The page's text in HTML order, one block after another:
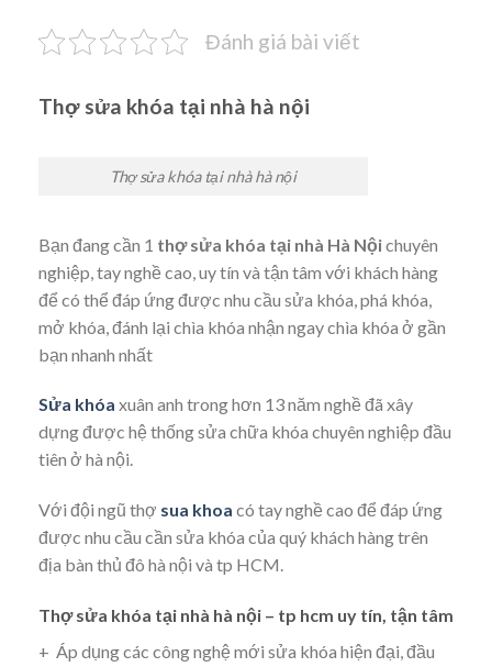
Đánh giá bài viết
Thợ sửa khóa tại nhà hà nội
Thợ sửa khóa tại nhà hà nội
Bạn đang cần 1 thợ sửa khóa tại nhà Hà Nộichuyên
nghiệp, tay nghề cao, uy tín và tận tâm với khách hàng
để có thể đáp ứng được nhu cầu sửa khóa, phá khóa,
mở khóa, đánh lại chìa khóa nhận ngay chìa khóa ở gần
bạn nhanh nhất
Sửa khóa xuân anh trong hơn 13 năm nghề đã xây
dựng được hệ thống sửa chữa khóa chuyên nghiệp đầu
tiên ở hà nội.
Với đội ngũ thợ sua khoa có tay nghề cao để đáp ứng
được nhu cầu cần sửa khóa của quý khách hàng trên
địa bàn thủ đô hà nội và tp HCM.
Thợ sửa khóa tại nhà hà nội – tp hcm uy tín, tận tâm
+ Áp dụng các công nghệ mới sửa khóa hiện đại, đầu